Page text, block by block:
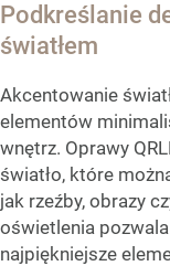
Podkreślanie
światłem
Akcentowanie
elementów
wnętrz. Oprawy
światło, które
jak rzeźby, obrazy
oświetlenia
najpiękniejsze